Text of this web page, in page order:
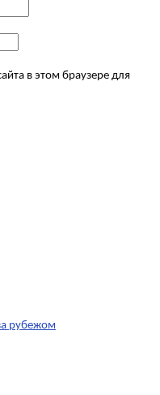
в этом браузере для
рубежом